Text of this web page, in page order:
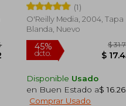
(1)
O'Reilly Media, 2004, Tapa
Blanda, Nuevo
Disponible Usado
en Buen Estado a$ 16.26
Comprar Usado